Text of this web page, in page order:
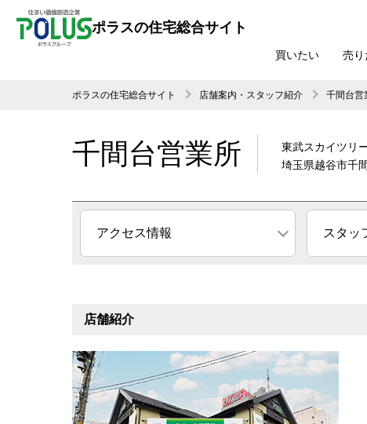
ポラスの住宅総合サイト
買いたい 売り
ポラスの住宅総合サイト 店舗案内・スタッフ紹介 千間台営
千間台営業所 東武スカイツリ
埼玉県越谷市千
アクセス情報 スタッ
店舗紹介